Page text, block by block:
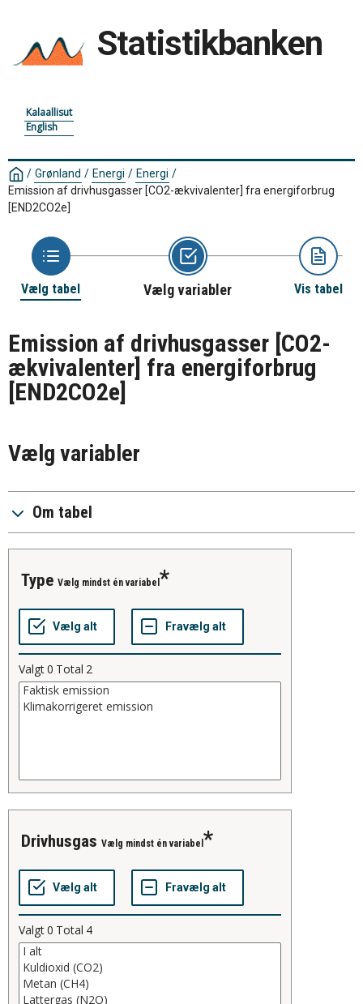
Statistikbanken
Kalaallisut
English
/ Grønland / Energi / Energi /
Emission af drivhusgasser [CO2-ækvivalenter] fra energiforbrug
[END2CO2e]
Vælg tabel Vælg variabler Vis tabel
Emission af drivhusgasser [CO2-
ækvivalenter] fra energiforbrug
[END2CO2e]
Vælg variabler
Om tabel
type Vælg mindst én variabel
Valgt0 Total 2
drivhusgas Vælg mindst én variabel
Valgt0 Total 4